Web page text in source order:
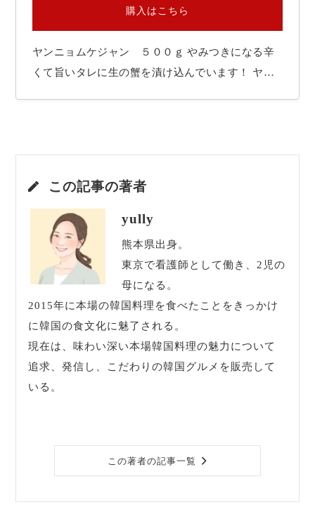
購入はこちら
ヤンニョムケジャン ５００ｇ やみつきになる辛
くて旨いタレに生の蟹を漬け込んでいます！ ヤン
醤油ベースのタレに漬け込んだご飯のすすむ一品…
この記事の著者
yully
熊本県出身。
東京で看護師として働き、2児の
母になる。
2015年に本場の韓国料理を食べたことをきっかけ
に韓国の食文化に魅了される。
現在は、味わい深い本場韓国料理の魅力について
追求、発信し、こだわりの韓国グルメを販売して
いる。
この著者の記事一覧